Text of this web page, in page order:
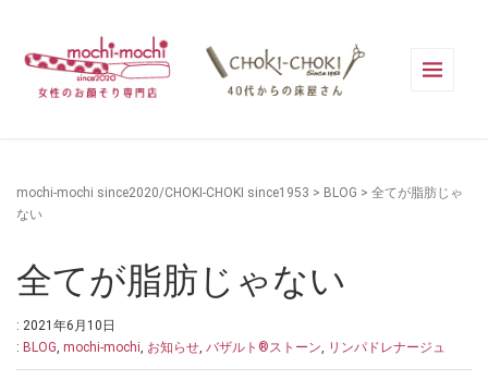
mochi-mochi since2020/CHOKI-CHOKI since1953 > BLOG > 全てが脂肪じゃ
ない
全てが脂肪じゃない
: 2021年6月10日
: BLOG, mochi-mochi, お知らせ, バザルト®ストーン, リンパドレナージュ